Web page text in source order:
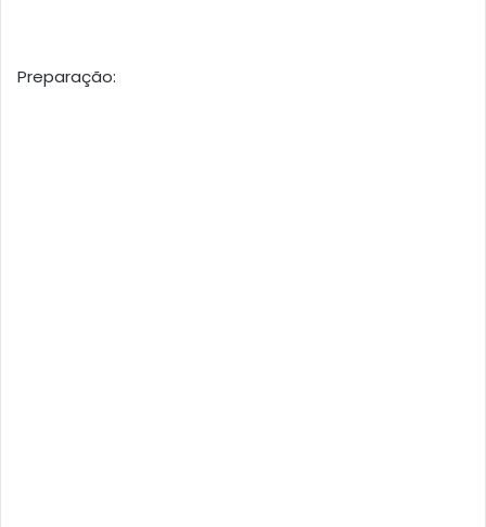
Preparação: